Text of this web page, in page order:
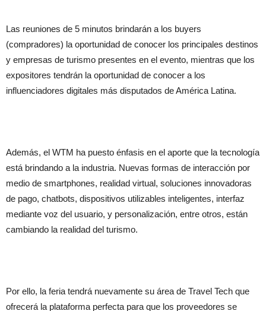
Las reuniones de 5 minutos brindarán a los buyers
(compradores) la oportunidad de conocer los principales destinos
y empresas de turismo presentes en el evento, mientras que los
expositores tendrán la oportunidad de conocer a los
influenciadores digitales más disputados de América Latina.
Además, el WTM ha puesto énfasis en el aporte que la tecnología
está brindando a la industria. Nuevas formas de interacción por
medio de smartphones, realidad virtual, soluciones innovadoras
de pago, chatbots, dispositivos utilizables inteligentes, interfaz
mediante voz del usuario, y personalización, entre otros, están
cambiando la realidad del turismo.
Por ello, la feria tendrá nuevamente su área de Travel Tech que
ofrecerá la plataforma perfecta para que los proveedores se